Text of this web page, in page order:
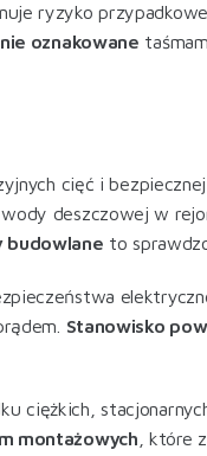
ryzyko
oznakowane
cięć i bezpiecznej
deszczowej w
budowlane to
Stanowisko
ciężkich,
montażowych , które